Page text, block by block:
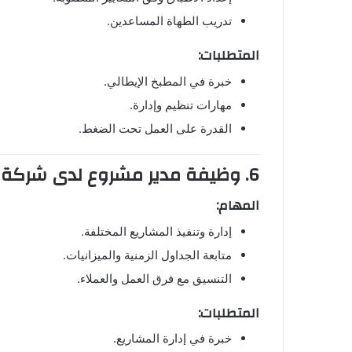
تدريب الطهاة المساعدين.
المتطلبات:
خبرة في المطبخ الإيطالي.
مهارات تنظيم وإدارة.
القدرة على العمل تحت الضغط.
6. وظيفة مدير مشروع لدى
المهام:
إدارة وتنفيذ المشاريع المختلفة.
متابعة الجداول الزمنية والميزانيات.
التنسيق مع فرق العمل والعملاء.
المتطلبات:
خبرة في إدارة المشاريع.